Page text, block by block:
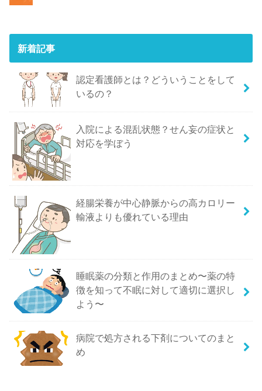
新着記事
認定看護師とは？どういうことをして
いるの？
入院による混乱状態？せん妄の症状と
対応を学ぼう
経腸栄養が中心静脈からの高カロリー
輸液よりも優れている理由
睡眠薬の分類と作用のまとめ〜薬の特
徴を知って不眠に対して適切に選択し
よう〜
病院で処方される下剤についてのまと
め